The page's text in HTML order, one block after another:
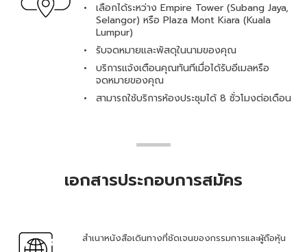
เลือกได้ระหว่าง Empire Tower (Subang Jaya,
Selangor) หรือ Plaza Mont Kiara (Kuala
Lumpur)
รับจดหมายและพัสดุในนามของคุณ
บริการแจ้งเตือนคุณทันทีเมื่อได้รับอีเมลหรือ
จดหมายของคุณ
สามารถใช้บริการห้องประชุมได้ 8 ชั่วโมงต่อเดือน
เอกสารประกอบการสมัคร
สำเนาหนังสือเดินทางที่ชัดเจนของกรรมการและผู้ถือหุ้น